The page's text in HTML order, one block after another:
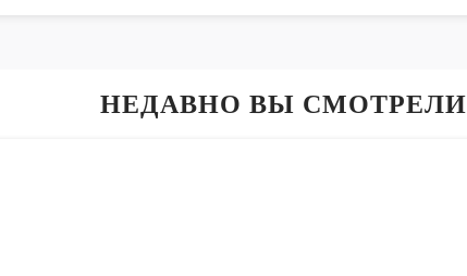
НЕДАВНО ВЫ СМОТРЕЛИ